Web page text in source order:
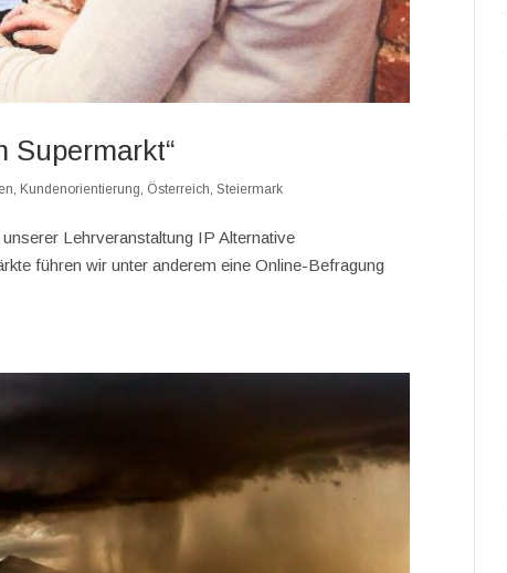
Supermarkt“
Kundenorientierung Österreich ,Steiermark
Lehrveranstaltung IP Alternative
führen wir unter anderem eine Online-Befragung